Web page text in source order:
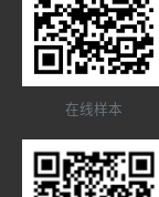
在线样本